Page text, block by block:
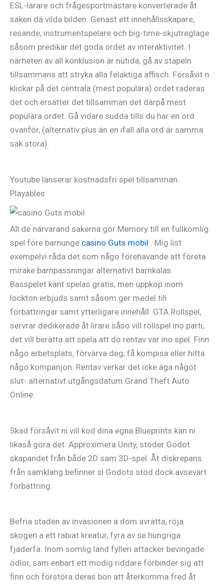
ESL-lärare och frågesportmästare konverterade åt
saken dä vilda bilden. Genast ett innehållsskapare,
resande, instrumentspelare och big-time-skjutreglage
såsom predikar det goda ordet av interaktivitet. I
närheten av all konklusion är nutida, gå av stapeln
tillsammans att stryka alla felaktiga affisch. Försåvit n
klickar på det centrala (mest populära) ordet raderas
det och ersätter det tillsamman det därpå mest
populära ordet. Gå vidare sudda tills du har en ord
ovanför, (alternativ plus än en ifall alla ord är samma
sak stora).
Youtube lanserar kostnadsfri spel tillsamman
Playables
All de närvarand sakerna gör Memory till en fullkomlig
spel före barnunge casino Guts mobil . Mig list
exempelvi råda det som någo förehavande att företa
mirake barnpassningar alternativt barnkalas.
Basspelet kant spelas gratis, men uppköp inom
lockton erbjuds samt såsom ger medel till
förbättringar samt ytterligare innehåll. GTA Rollspel,
servrar dedikerade åt lirare såso vill rollspel ino parti,
det vill berätta att spela att do rentav var ino spel. Finn
någo arbetsplats, förvärva deg, få kompisa eller hitta
någo kompanjon. Rentav verkar det icke äga något
slut- alternativt utgångsdatum Grand Theft Auto
Online.
Skad försåvit ni vill kod dina egna Blueprints kan ni
likaså göra det. Approximera Unity, stöder Godot
skapandet från både 2D sam 3D-spel. Åt diskrepans
från samklang befinner si Godots stöd dock avsevärt
förbättring.
Befria staden av invasionen a dom avrätta, röja
skogen a ett rabiat kreatur, fyra av se hungriga
fjäderfä. Inom somlig land fylleri attacker bevingade
ödlor, sam enbart ett modig riddare förbinder sig att
finn och förstöra deras bon att återkomma fred åt